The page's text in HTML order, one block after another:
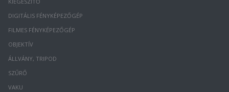
DIGITÁLIS FÉNYKÉPEZŐGÉP
FILMES FÉNYKÉPEZŐGÉP
OBJEKTÍV
ÁLLVÁNY, TRIPOD
SZŰRŐ
VAKU